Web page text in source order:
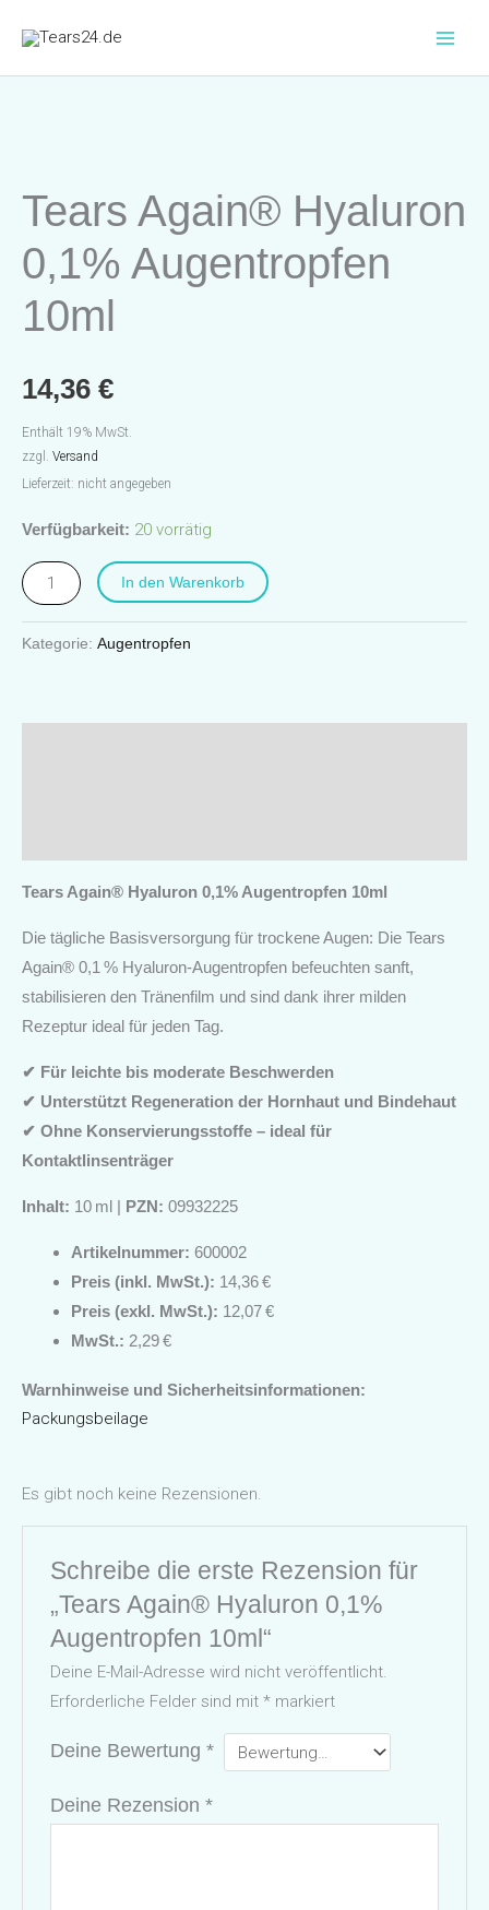
Inhalt
springen
Tears Again® Hyaluron
0,1% Augentropfen
10ml
14,36 €
Enthält 19% MwSt.
zzgl. Versand
Lieferzeit: nicht angegeben
Verfügbarkeit: 20 vorrätig
Hyaluron
0,1%
Augentropfen
10ml
Menge
In den Warenkorb
Kategorie: Augentropfen
Tears Again® Hyaluron 0,1% Augentropfen 10ml
Die tägliche Basisversorgung für trockene Augen: Die Tears
Again® 0,1 % Hyaluron-Augentropfen befeuchten sanft,
stabilisieren den Tränenfilm und sind dank ihrer milden
Rezeptur ideal für jeden Tag.
✔ Für leichte bis moderate Beschwerden
✔ Unterstützt Regeneration der Hornhaut und Bindehaut
✔ Ohne Konservierungsstoffe – ideal für
Kontaktlinsenträger
Inhalt: 10 ml | PZN: 09932225
Artikelnummer: 600002
Preis (inkl. MwSt.): 14,36 €
Preis (exkl. MwSt.): 12,07 €
MwSt.: 2,29 €
Warnhinweise und Sicherheitsinformationen:
Packungsbeilage
Es gibt noch keine Rezensionen.
Schreibe die erste Rezension für
„Tears Again® Hyaluron 0,1%
Augentropfen 10ml“
Deine E-Mail-Adresse wird nicht veröffentlicht.
Erforderliche Felder sind mit* markiert
Deine Bewertung*
Deine Rezension*